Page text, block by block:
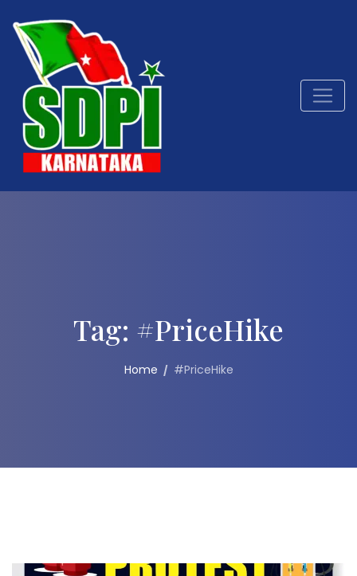
Tag: #PriceHike
Home #PriceHike